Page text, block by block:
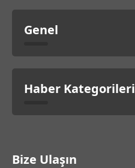
Genel
Haber Kategorileri
Bize Ulaşın